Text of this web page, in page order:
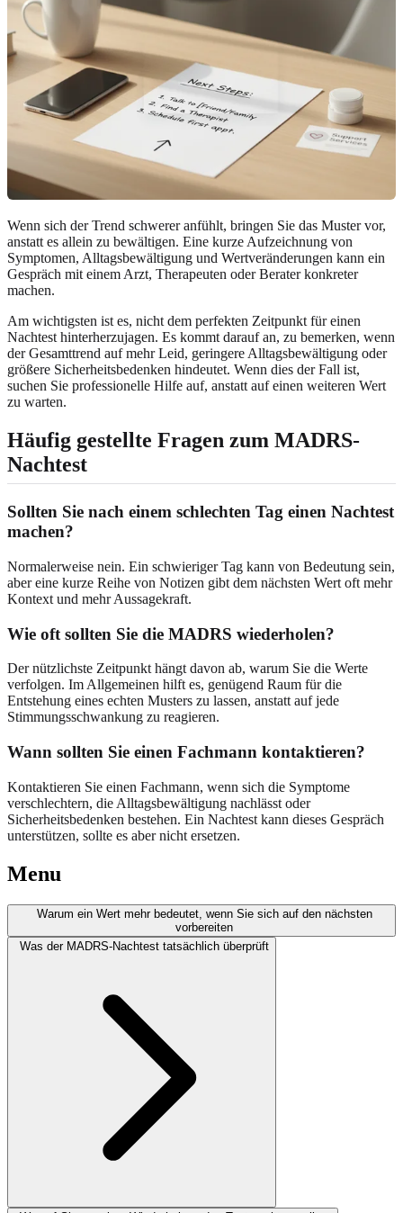
Wenn sich der Trend schwerer anfühlt, bringen Sie das Muster vor,
anstatt es allein zu bewältigen. Eine kurze Aufzeichnung von
Symptomen, Alltagsbewältigung und Wertveränderungen kann ein
Gespräch mit einem Arzt, Therapeuten oder Berater konkreter
machen.
Am wichtigsten ist es, nicht dem perfekten Zeitpunkt für einen
Nachtest hinterherzujagen. Es kommt darauf an, zu bemerken, wenn
der Gesamttrend auf mehr Leid, geringere Alltagsbewältigung oder
größere Sicherheitsbedenken hindeutet. Wenn dies der Fall ist,
suchen Sie professionelle Hilfe auf, anstatt auf einen weiteren Wert
zu warten.
Häufig gestellte Fragen zum MADRS-
Nachtest
Sollten Sie nach einem schlechten Tag einen Nachtest
machen?
Normalerweise nein. Ein schwieriger Tag kann von Bedeutung sein,
aber eine kurze Reihe von Notizen gibt dem nächsten Wert oft mehr
Kontext und mehr Aussagekraft.
Wie oft sollten Sie die MADRS wiederholen?
Der nützlichste Zeitpunkt hängt davon ab, warum Sie die Werte
verfolgen. Im Allgemeinen hilft es, genügend Raum für die
Entstehung eines echten Musters zu lassen, anstatt auf jede
Stimmungsschwankung zu reagieren.
Wann sollten Sie einen Fachmann kontaktieren?
Kontaktieren Sie einen Fachmann, wenn sich die Symptome
verschlechtern, die Alltagsbewältigung nachlässt oder
Sicherheitsbedenken bestehen. Ein Nachtest kann dieses Gespräch
unterstützen, sollte es aber nicht ersetzen.
Menu
Warum ein Wert mehr bedeutet, wenn Sie sich auf den nächsten
vorbereiten
Was der MADRS-Nachtest tatsächlich überprüft